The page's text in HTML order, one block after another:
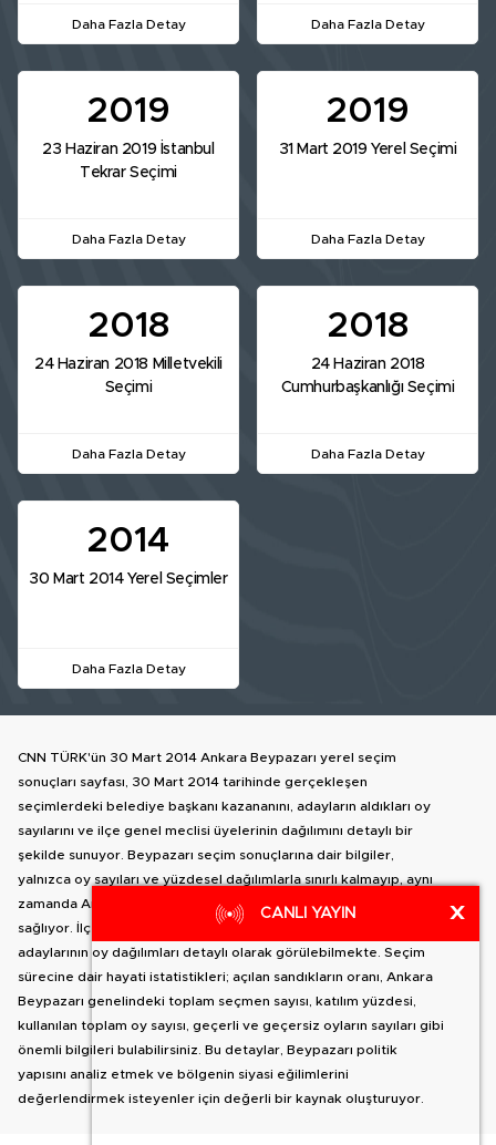
Daha Fazla Detay Daha Fazla Detay
2019
23 Haziran 2019 İstanbul
Tekrar Seçimi
Daha Fazla Detay
2019
31 Mart 2019 Yerel Seçimi
Daha Fazla Detay
2018
24 Haziran 2018 Milletvekili
Seçimi
Daha Fazla Detay
2018
24 Haziran 2018
Cumhurbaşkanlığı Seçimi
Daha Fazla Detay
2014
30 Mart 2014 Yerel Seçimler
Daha Fazla Detay
CNN TÜRK'ün 30 Mart 2014 Ankara Beypazarı yerel seçim
sonuçları sayfası, 30 Mart 2014 tarihinde gerçekleşen
seçimlerdeki belediye başkanı kazananını, adayların aldıkları oy
sayılarını ve ilçe genel meclisi üyelerinin dağılımını detaylı bir
şekilde sunuyor. Beypazarı seçim sonuçlarına dair bilgiler,
yalnızca oy sayıları ve yüzdesel dağılımlarla sınırlı kalmayıp, aynı
zamanda Ankara içindeki diğer ilçelere geçiş yapma olanağı da
sağlıyor. İlçe haritası yanında, Beypazarı belediye başkan
adaylarının oy dağılımları detaylı olarak görülebilmekte. Seçim
sürecine dair hayati istatistikleri; açılan sandıkların oranı, Ankara
Beypazarı genelindeki toplam seçmen sayısı, katılım yüzdesi,
kullanılan toplam oy sayısı, geçerli ve geçersiz oyların sayıları gibi
önemli bilgileri bulabilirsiniz. Bu detaylar, Beypazarı politik
yapısını analiz etmek ve bölgenin siyasi eğilimlerini
değerlendirmek isteyenler için değerli bir kaynak oluşturuyor.
CANLI YAYIN X